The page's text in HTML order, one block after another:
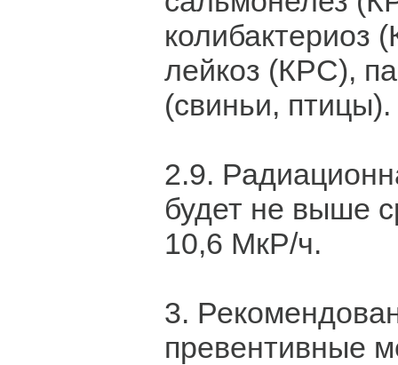
колибактериоз
лейкоз (КРС),
(свиньи, птицы).
2.9.
будет не выше
10,6 МкР/ч.
3.
превентивные